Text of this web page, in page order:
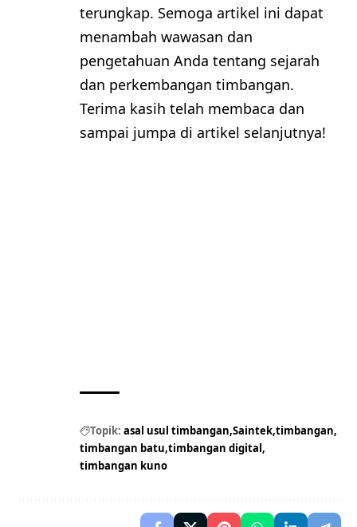
terungkap. Semoga artikel ini dapat
menambah wawasan dan
pengetahuan Anda tentang sejarah
dan perkembangan timbangan.
Terima kasih telah membaca dan
sampai jumpa di artikel selanjutnya!
Topik: asal usul timbangan Saintek timbangan
timbangan batu timbangan digital
timbangan kuno